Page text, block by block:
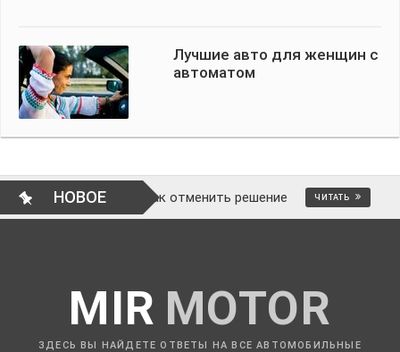
Лучшие авто для женщин с
автоматом
НОВОЕ
ли это и как отменить решение ЧИТАТЬ
MIR MOTOR
ЗДЕСЬ ВЫ НАЙДЕТЕ ОТВЕТЫ НА ВСЕ АВТОМОБИЛЬНЫЕ